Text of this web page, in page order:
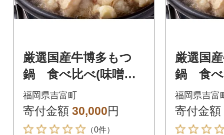
厳選国産牛博多もつ
鍋 食べ比べ(味噌
味・醤油味)と辛子明
太子1kg(500g×2)_吉
富町
福岡県吉富町
寄付金額 30,000円
（0件）
厳選国
鍋 食べ
味・醤
福岡県吉富
寄付金額